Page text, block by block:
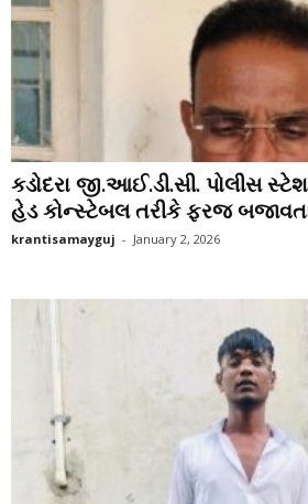
કડોદરા જી.આઈ.ડી.સી. પોલીસ
હેડ કોન્સ્ટેબલ તરીકે ફરજ
krantisamayguj - January 2, 2026